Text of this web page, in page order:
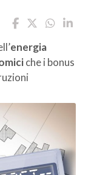
energia
che i bonus